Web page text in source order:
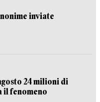
inviate
24 milioni di
il fenomeno